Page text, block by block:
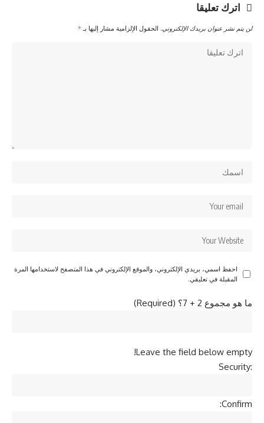
اترك تعليقا
لن يتم نشر عنوان بريدك الإلكتروني. الحقول الإلزامية مشار إليها بـ *
احفظ اسمي، بريدي الإلكتروني، والموقع الإلكتروني في هذا المتصفح لاستخدامها المرة
المقبلة في تعليقي.
ما هو مجموع 2 + 7؟ (Required)
Leave the field below empty!
Security:
Confirm: